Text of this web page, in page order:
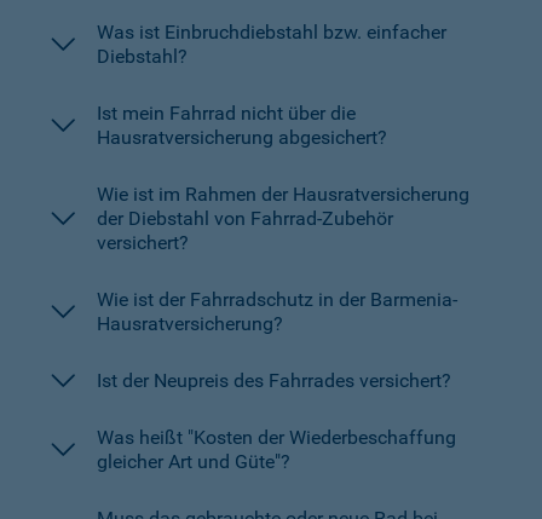
Was ist Einbruchdiebstahl bzw. einfacher
Diebstahl?
Ist mein Fahrrad nicht über die
Hausratversicherung abgesichert?
Wie ist im Rahmen der Hausratversicherung
der Diebstahl von Fahrrad-Zubehör
versichert?
Wie ist der Fahrradschutz in der Barmenia-
Hausratversicherung?
Ist der Neupreis des Fahrrades versichert?
Was heißt "Kosten der Wiederbeschaffung
gleicher Art und Güte"?